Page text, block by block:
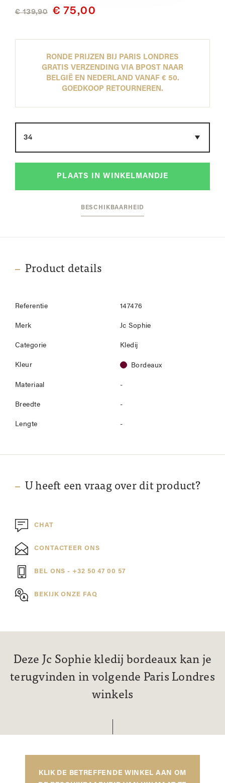
€ 139,90 € 75,00
RONDE PRIJZEN BIJ PARIS LONDRES
GRATIS VERZENDING VIA BPOST NAAR
BELGIË EN NEDERLAND VANAF € 50.
GOEDKOOP RETOURNEREN.
PLAATS IN WINKELMANDJE
BESCHIKBAARHEID
Product details
Referentie 147476
Merk Jc Sophie
Categorie Kledij
Kleur Bordeaux
Materiaal -
Breedte -
Lengte -
U heeft een vraag over dit product?
CHAT
CONTACTEER ONS
BEL ONS - +32 50 47 00 57
BEKIJK ONZE FAQ
Deze Jc Sophie kledij bordeaux kan je
terugvinden in volgende Paris Londres
winkels
KLIK DE BETREFFENDE WINKEL AAN OM